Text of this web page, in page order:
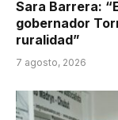
Sara Barrera:
gobernador
ruralidad”
7 agosto, 2026